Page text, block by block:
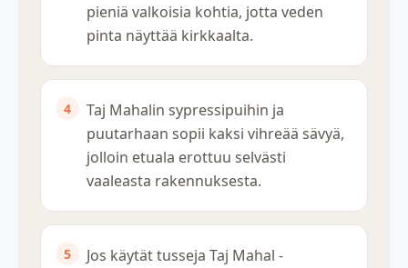
pieniä valkoisia kohtia, jotta veden
pinta näyttää kirkkaalta.
Taj Mahalin sypressipuihin ja
puutarhaan sopii kaksi vihreää sävyä,
jolloin etuala erottuu selvästi
vaaleasta rakennuksesta.
Jos käytät tusseja Taj Mahal -